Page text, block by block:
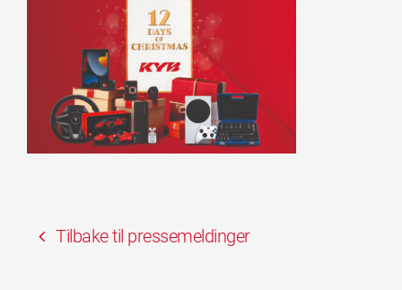
Tilbake til pressemeldinger